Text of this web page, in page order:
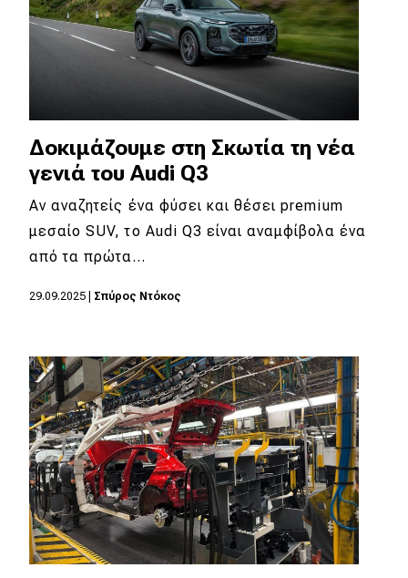
Δοκιμάζουμε στη Σκωτία τη νέα
γενιά του Audi Q3
Αν αναζητείς ένα φύσει και θέσει premium
μεσαίο SUV, το Audi Q3 είναι αναμφίβολα ένα
από τα πρώτα…
29.09.2025 Σπύρος Ντόκος